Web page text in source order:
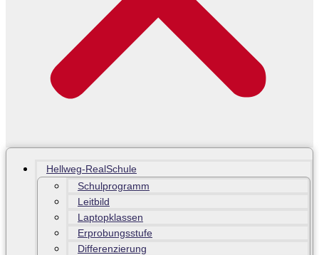
Hellweg-RealSchule
Schulprogramm
Leitbild
Laptopklassen
Erprobungsstufe
Differenzierung